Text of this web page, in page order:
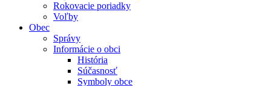
Rokovacie poriadky
Voľby
Obec
Správy
Informácie o obci
História
Súčasnosť
Symboly obce